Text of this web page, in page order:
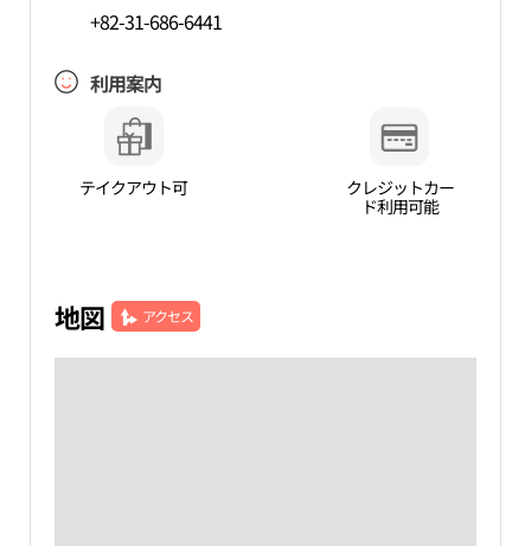
+82-31-686-6441
利用案内
テイクアウト可
クレジットカー
ド利用可能
地図 アクセス